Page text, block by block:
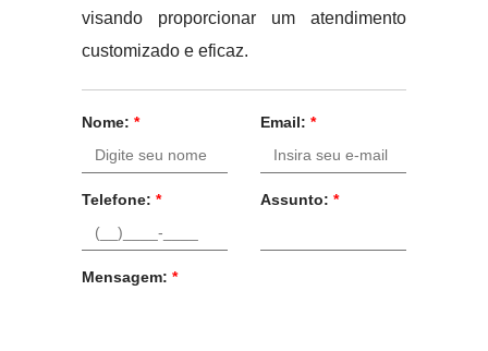
visando proporcionar um atendimento
customizado e eficaz.
Nome: * Email: *
Telefone: * Assunto: *
Mensagem: *